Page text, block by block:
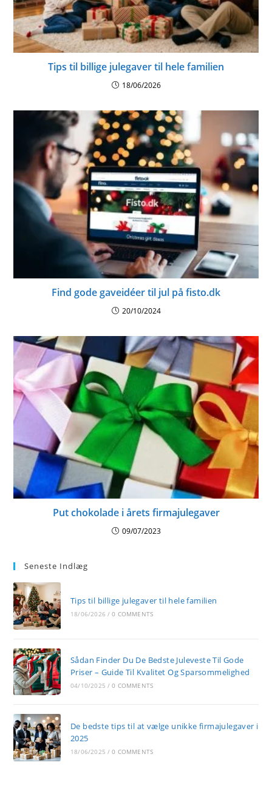
Tips til billige julegaver til hele familien
18/06/2026
Find gode gaveidéer til jul på fisto.dk
20/10/2024
Put chokolade i årets firmajulegaver
09/07/2023
Seneste Indlæg
Tips til billige julegaver til hele familien
18/06/2026 / 0 COMMENTS
Sådan Finder Du De Bedste Juleveste Til Gode
Priser – Guide Til Kvalitet Og Sparsommelighed
04/10/2025 / 0 COMMENTS
De bedste tips til at vælge unikke firmajulegaver i
2025
18/06/2025 / 0 COMMENTS